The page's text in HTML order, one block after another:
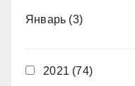
Январь (3)
2021 (74)